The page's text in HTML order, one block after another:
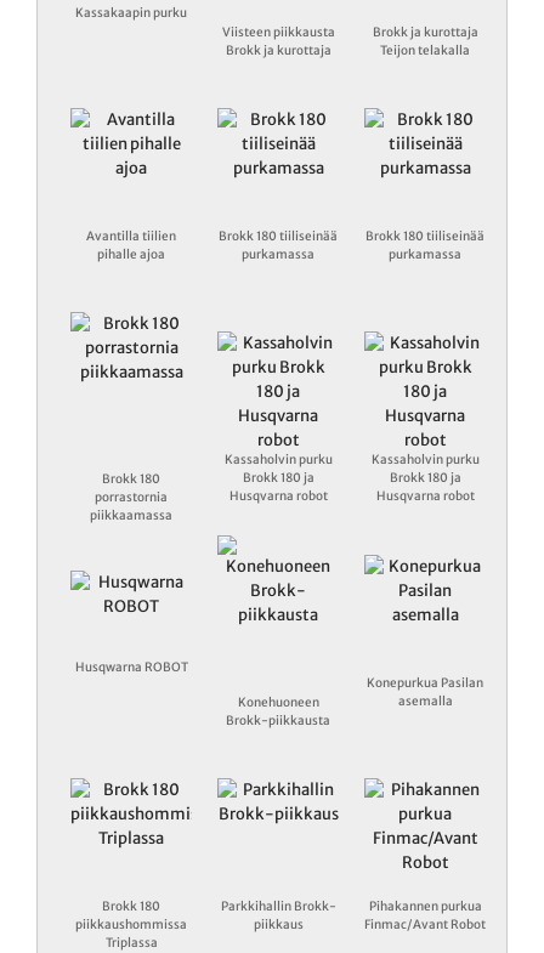
Kassakaapin purku
Viisteen piikkausta
Brokk ja kurottaja
Brokk ja kurottaja
Teijon telakalla
Avantilla tiilien
pihalle ajoa
Brokk 180 tiiliseinää
purkamassa
Brokk 180 tiiliseinää
purkamassa
Brokk 180
porrastornia
piikkaamassa
Kassaholvin purku
Brokk 180 ja
Husqvarna robot
Kassaholvin purku
Brokk 180 ja
Husqvarna robot
Husqwarna ROBOT
Konehuoneen
Brokk-piikkausta
Konepurkua Pasilan
asemalla
Brokk 180
piikkaushommissa
Triplassa
Parkkihallin Brokk-
piikkaus
Pihakannen purkua
Finmac/Avant Robot